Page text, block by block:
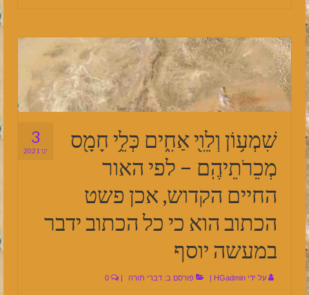
3
ינו 2021
שִׁמְע֥וֹן וְלֵוִ֖י אַחִ֑ים כְּלֵ֥י חָמָ֖ס
מְכֵרֹתֵיהֶֽם – לפי האור
החיים הקדוש, אכן פשט
הכתוב הוא כי כל הכתוב ידבר
במעשה יוסף
על ידי HGadmin
| פורסם ב: דברי תורה |